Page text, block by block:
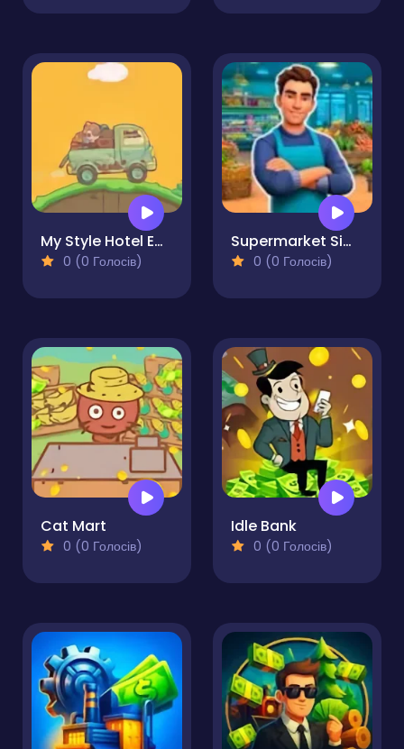
My Style Hotel Empire
0 (0 Голосів)
Supermarket Simulator Dream Store
0 (0 Голосів)
Cat Mart
0 (0 Голосів)
Idle Bank
0 (0 Голосів)